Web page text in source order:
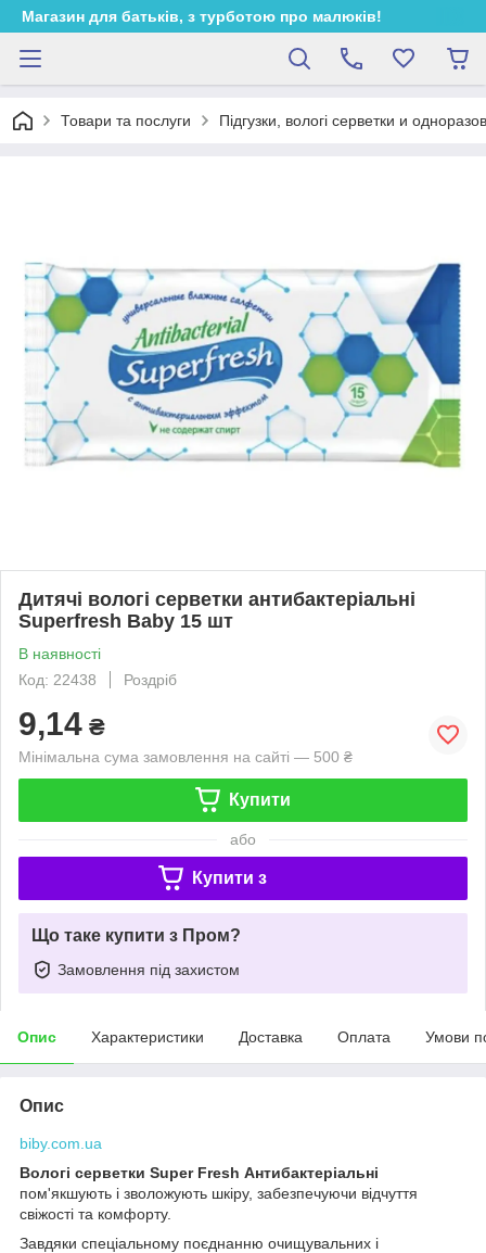
Магазин для батьків, з турботою про малюків!
Товари та послуги Підгузки, вологі серветки и
Дитячі вологі серветки антибактеріальні
Superfresh Baby 15 шт
В наявності
Код: 22438
Роздріб
9,14 ₴
Мінімальна сума замовлення на сайті — 500 ₴
Купити
або
Купити з
Що таке купити з Пром?
Замовлення під захистом
Опис Характеристики Доставка Оплата Умови
Опис
biby.com.ua
Вологі серветки Super Fresh Антибактеріальні
пом'якшують і зволожують шкіру, забезпечуючи відчуття
свіжості та комфорту.
Завдяки спеціальному поєднанню очищувальних і